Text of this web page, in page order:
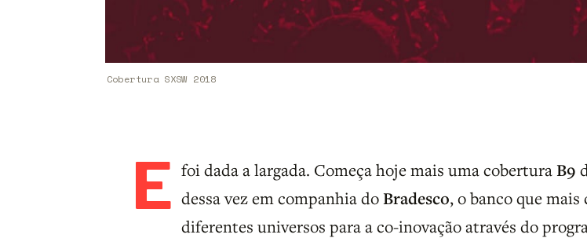
Cobertura SXSW 2018
E foi dada a largada. Começa hoje mais uma coberturaB9
dessa vez em companhia doBradesco, o banco que mais
diferentes universos para a co-inovação através do